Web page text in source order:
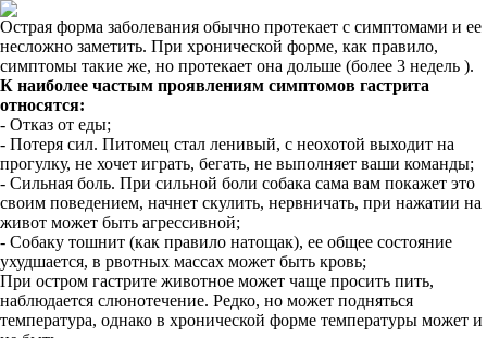
Острая форма заболевания обычно протекает с симптомами и ее
несложно заметить. При хронической форме, как правило,
симптомы такие же, но протекает она дольше (более 3 недель ).
К наиболее частым проявлениям симптомов гастрита
относятся:
- Отказ от еды;
- Потеря сил. Питомец стал ленивый, с неохотой выходит на
прогулку, не хочет играть, бегать, не выполняет ваши команды;
- Сильная боль. При сильной боли собака сама вам покажет это
своим поведением, начнет скулить, нервничать, при нажатии на
живот может быть агрессивной;
- Собаку тошнит (как правило натощак), ее общее состояние
ухудшается, в рвотных массах может быть кровь;
При остром гастрите животное может чаще просить пить,
наблюдается слюнотечение. Редко, но может подняться
температура, однако в хронической форме температуры может и